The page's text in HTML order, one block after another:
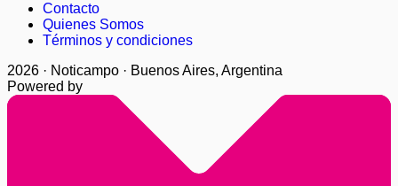
Contacto
Quienes Somos
Términos y condiciones
2026 · Noticampo · Buenos Aires, Argentina
Powered by